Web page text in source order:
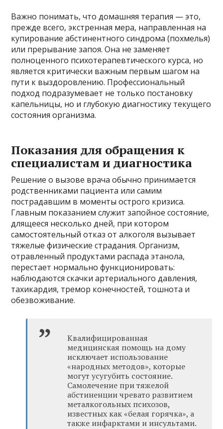
Важно понимать, что домашняя терапия — это,
прежде всего, экстренная мера, направленная на
купирование абстинентного синдрома (похмелья)
или прерывание запоя. Она не заменяет
полноценного психотерапевтического курса, но
является критически важным первым шагом на
пути к выздоровлению. Профессиональный
подход подразумевает не только постановку
капельницы, но и глубокую диагностику текущего
состояния организма.
Показания для обращения к
специалистам и диагностика
Решение о вызове врача обычно принимается
родственниками пациента или самим
пострадавшим в моменты острого кризиса.
Главным показанием служит запойное состояние,
длящееся несколько дней, при котором
самостоятельный отказ от алкоголя вызывает
тяжелые физические страдания. Организм,
отравленный продуктами распада этанола,
перестает нормально функционировать:
наблюдаются скачки артериального давления,
тахикардия, тремор конечностей, тошнота и
обезвоживание.
Квалифицированная
медицинская помощь на дому
исключает использование
«народных методов», которые
могут усугубить состояние.
Самолечение при тяжелой
абстиненции чревато развитием
металкогольных психозов,
известных как «белая горячка», а
также инфарктами и инсультами.